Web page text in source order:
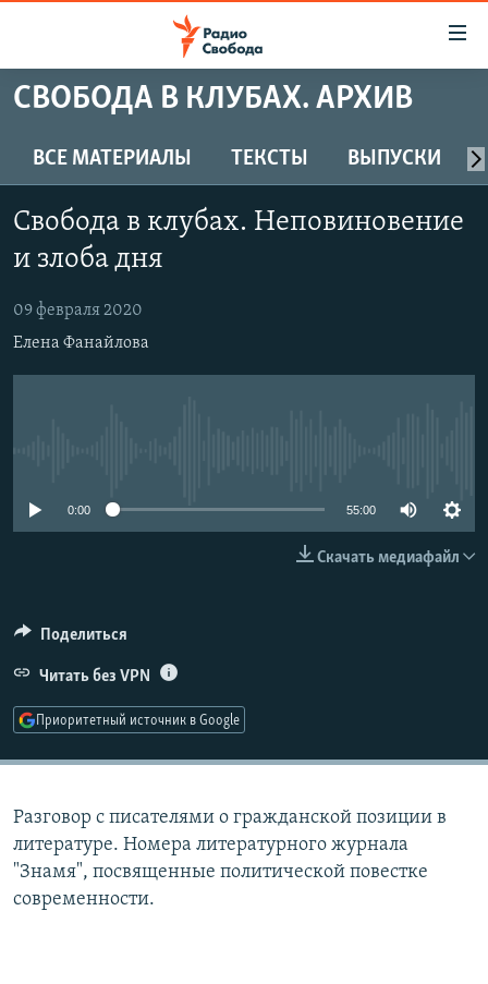
упрощенного
Вернуться
к
основному
содержанию
Вернутся
главной
навигации
Вернутся
ПРОГРАММЫ
ПОДКАСТЫ
ЦИТАТЫ СВОБОДЫ
МНЕНИЯ
КУЛЬТУРА
IDEL.РЕАЛИИ
РАСПИСАНИЕ ВЕЩАНИЯ
СВОБОДА В КЛУБАХ. АРХИВ
ВСЕ МАТЕРИАЛЫ ТЕКСТЫ ВЫПУСКИ
Свобода в клубах. Неповиновение
и злоба дня
09 февраля 2020
Елена Фанайлова
0:00 55:00
Скачать медиафайл
Поделиться
Читать без VPN
Приоритетный источник в Google
Разговор с писателями о гражданской позиции в
литературе. Номера литературного журнала
"Знамя", посвященные политической повестке
современности.